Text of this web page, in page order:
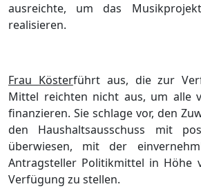
ausreichte, um das
realisieren.
Frau Kösterführt aus, die zur
Mittel reichten nicht aus, um alle
finanzieren. Sie schlage vor, den
den Haushaltsausschuss mit
überwiesen, mit der
Antragsteller Politikmittel in Höhe
Verfügung zu stellen.